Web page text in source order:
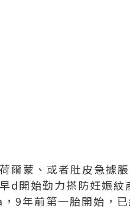
爾蒙、或者肚皮急據
d開始勤力搽防妊娠紋
9年前第一胎開始，